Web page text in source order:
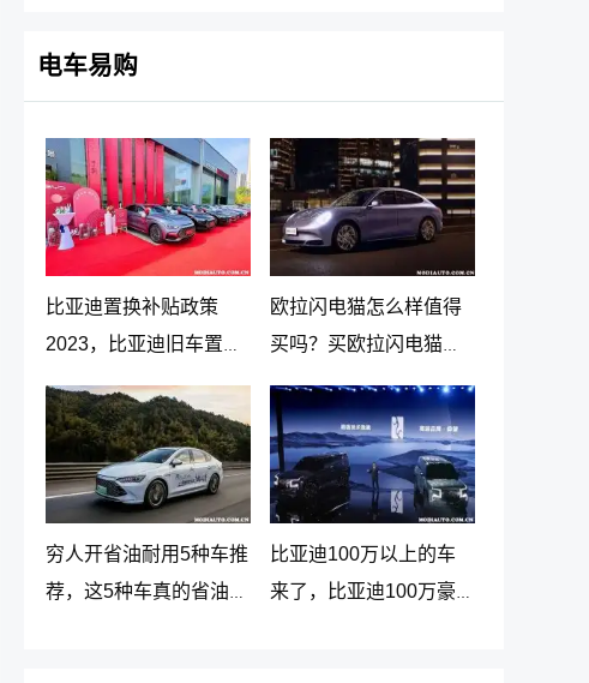
电车易购
比亚迪置换补贴政策
2023，比亚迪旧车置换
新车价格表
欧拉闪电猫怎么样值得
买吗？买欧拉闪电猫十
大忠告
穷人开省油耐用5种车推
荐，这5种车真的省油又
比亚迪100万以上的车
来了，比亚迪100万豪